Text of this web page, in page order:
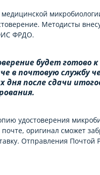
Методисты
ФРДО.
будет готово
в почтовую службу
дня после сдачи
удостоверения
оригинал сможет
Отправления Почтой